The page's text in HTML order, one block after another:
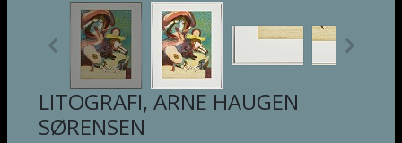
LITOGRAFI, ARNE HAUGEN
SØRENSEN